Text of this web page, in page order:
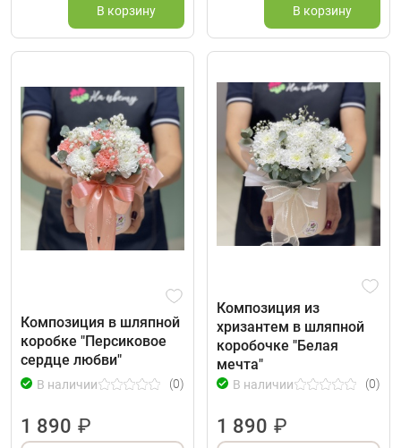
В корзину В корзину
Композиция в шляпной
коробке "Персиковое
сердце любви"
В наличии (0)
1 890 ₽
Композиция из
хризантем в шляпной
коробочке "Белая
мечта"
В наличии (0)
1 890 ₽